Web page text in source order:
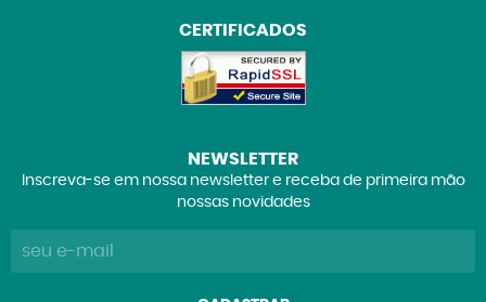
CERTIFICADOS
NEWSLETTER
Inscreva-se em nossa newsletter e receba de primeira mão
nossas novidades